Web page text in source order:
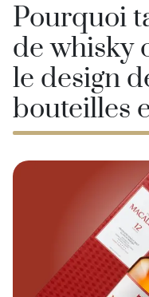
Pourquoi
de whisky
le design
bouteilles